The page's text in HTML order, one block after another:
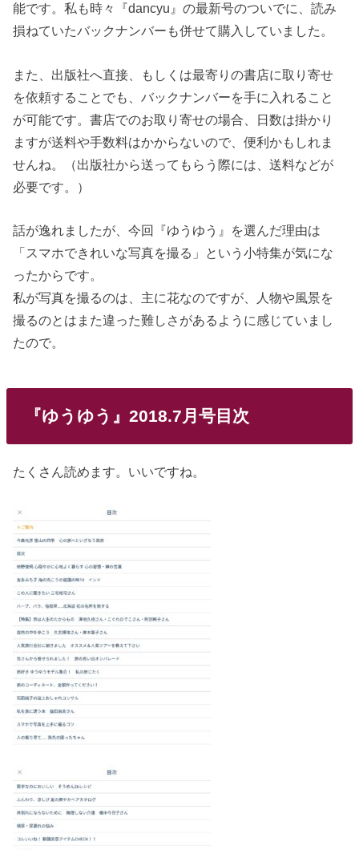
能です。私も時々『dancyu』の最新号のついでに、読み
損ねていたバックナンバーも併せて購入していました。
また、出版社へ直接、もしくは最寄りの書店に取り寄せ
を依頼することでも、バックナンバーを手に入れること
が可能です。書店でのお取り寄せの場合、日数は掛かり
ますが送料や手数料はかからないので、便利かもしれま
せんね。（出版社から送ってもらう際には、送料などが
必要です。）
話が逸れましたが、今回『ゆうゆう』を選んだ理由は
「スマホできれいな写真を撮る」という小特集が気にな
ったからです。
私が写真を撮るのは、主に花なのですが、人物や風景を
撮るのとはまた違った難しさがあるように感じていまし
たので。
『ゆうゆう』2018.7月号目次
たくさん読めます。いいですね。